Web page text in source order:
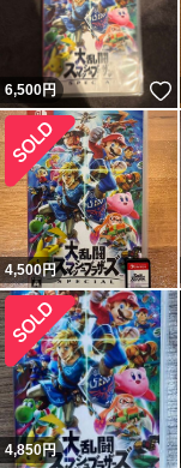
6,500円
4,500円
4,850円